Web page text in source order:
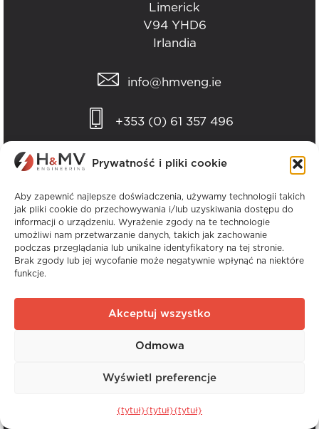
Prywatność i pliki cookie
Aby zapewnić najlepsze doświadczenia, używamy technologii takich
jak pliki cookie do przechowywania i/lub uzyskiwania dostępu do
informacji o urządzeniu. Wyrażenie zgody na te technologie
umożliwi nam przetwarzanie danych, takich jak zachowanie
podczas przeglądania lub unikalne identyfikatory na tej stronie.
Brak zgody lub jej wycofanie może negatywnie wpłynąć na niektóre
funkcje.
Akceptuj wszystko
Odmowa
Wyświetl preferencje
{tytuł}{tytuł}{tytuł}
Limerick
V94 YHD6
Irlandia
info@hmveng.ie
+353 (0) 61 357 496
Polityki i raporty.
Polityka prywatności
Polityka dotycząca plików cookie
handlu ludźmi
Raport na temat różnic w wynagrodzeniach